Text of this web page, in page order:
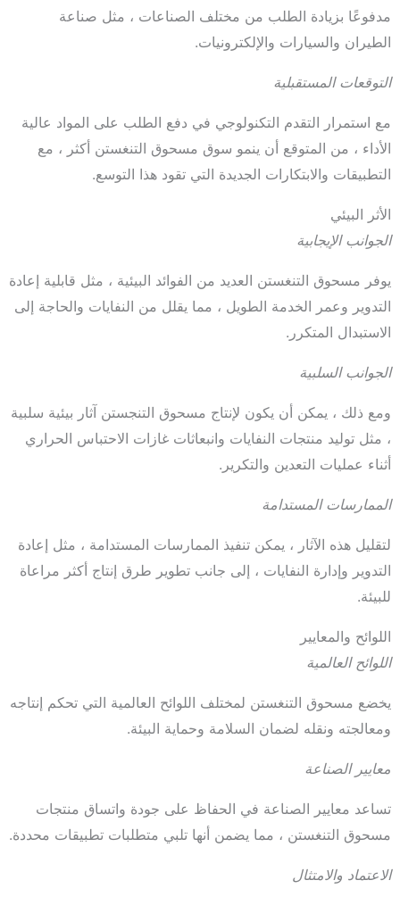
مدفوعًا بزيادة الطلب من مختلف الصناعات ، مثل صناعة
الطيران والسيارات والإلكترونيات.
التوقعات المستقبلية
مع استمرار التقدم التكنولوجي في دفع الطلب على المواد عالية
الأداء ، من المتوقع أن ينمو سوق مسحوق التنغستن أكثر ، مع
التطبيقات والابتكارات الجديدة التي تقود هذا التوسع.
الأثر البيئي
الجوانب الإيجابية
يوفر مسحوق التنغستن العديد من الفوائد البيئية ، مثل قابلية إعادة
التدوير وعمر الخدمة الطويل ، مما يقلل من النفايات والحاجة إلى
الاستبدال المتكرر.
الجوانب السلبية
ومع ذلك ، يمكن أن يكون لإنتاج مسحوق التنجستن آثار بيئية سلبية
، مثل توليد منتجات النفايات وانبعاثات غازات الاحتباس الحراري
أثناء عمليات التعدين والتكرير.
الممارسات المستدامة
لتقليل هذه الآثار ، يمكن تنفيذ الممارسات المستدامة ، مثل إعادة
التدوير وإدارة النفايات ، إلى جانب تطوير طرق إنتاج أكثر مراعاة
للبيئة.
اللوائح والمعايير
اللوائح العالمية
يخضع مسحوق التنغستن لمختلف اللوائح العالمية التي تحكم إنتاجه
ومعالجته ونقله لضمان السلامة وحماية البيئة.
معايير الصناعة
تساعد معايير الصناعة في الحفاظ على جودة واتساق منتجات
مسحوق التنغستن ، مما يضمن أنها تلبي متطلبات تطبيقات محددة.
الاعتماد والامتثال